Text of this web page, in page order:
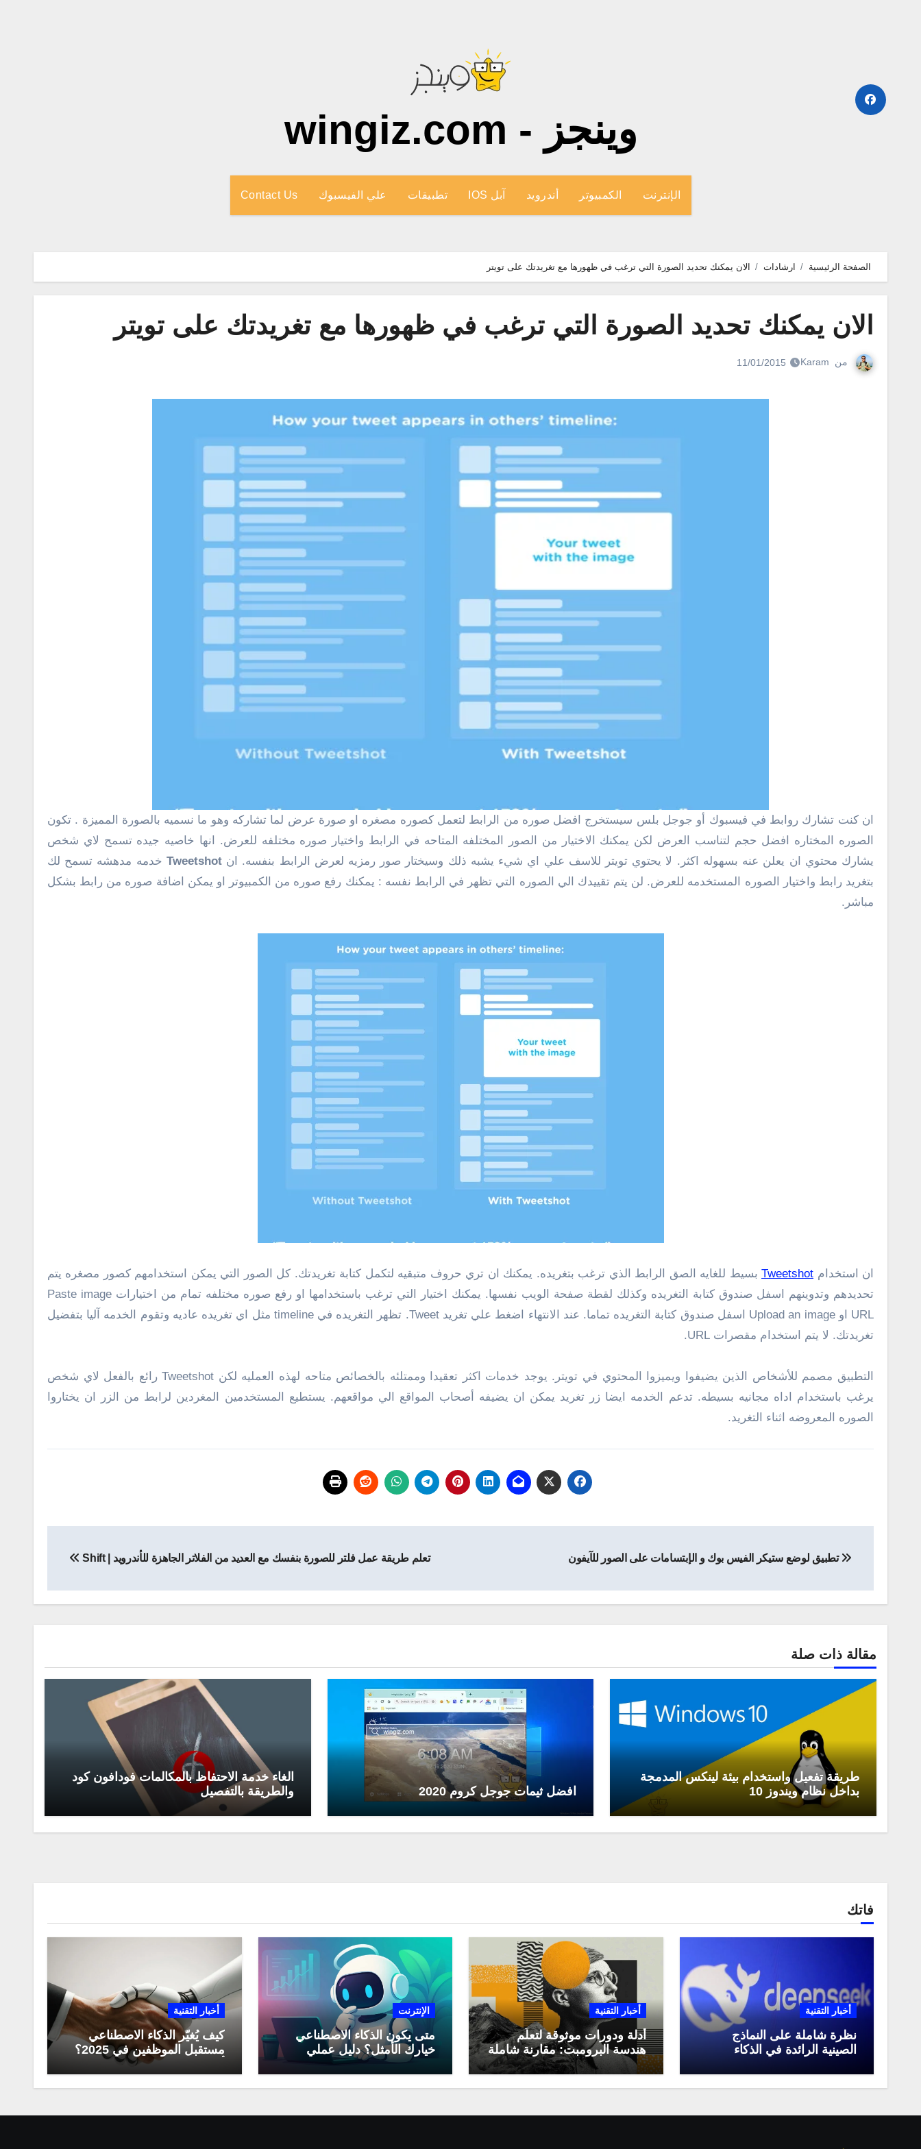
وينجز - wingiz.com
الإنترنت الكمبيوتر أندرويد آبل IOS تطبيقات علي الفيسبوك Contact Us
الصفحة الرئيسية ارشادات الان يمكنك تحديد الصورة التي ترغب في ظهورها مع تغريدتك على تويتر
الان يمكنك تحديد الصورة التي ترغب في ظهورها مع تغريدتك على تويتر
من Karam
11/01/2015
الصوره المختاره افضل حجم لتناسب العرض لكن يمكنك الاختيار من الصور المختلفه المتاحه في الرابط واختيار صوره مختلفه للعرض. انها خاصيه جيده تسمح لاي شخص
يشارك محتوي ان يعلن عنه بسهوله اكثر. لا يحتوي تويتر للاسف علي اي شيء يشبه ذلك وسيختار صور رمزيه لعرض الرابط بنفسه. انTweetshot خدمه مدهشه تسمح لك
بتغريد رابط واختيار الصوره المستخدمه للعرض. لن يتم تقييدك الي الصوره التي تظهر في الرابط نفسه : يمكنك رفع صوره من الكمبيوتر او يمكن اضافة صوره من رابط بشكل
مباشر.
ان استخدام Tweetshotبسيط للغايه الصق الرابط الذي ترغب بتغريده. يمكنك ان تري حروف متبقيه لتكمل كتابة تغريدتك. كل الصور التي يمكن استخدامهم كصور مصغره يتم
تحديدهم وتدوينهم اسفل صندوق كتابة التغريده وكذلك لقطة صفحة الويب نفسها. يمكنك اختيار التي ترغب باستخدامها او رفع صوره مختلفه تمام من اختيارات Paste image
URL او Upload an image اسفل صندوق كتابة التغريده تماما. عند الانتهاء اضغط علي تغريد Tweet. تظهر التغريده في timeline مثل اي تغريده عاديه وتقوم الخدمه آليا بتفضيل
تغريدتك. لا يتم استخدام مقصرات URL.
التطبيق مصمم للأشخاص الذين يضيفوا ويميزوا المحتوي في تويتر. يوجد خدمات اكثر تعقيدا وممتلئه بالخصائص متاحه لهذه العمليه لكن Tweetshot رائع بالفعل لاي شخص
يرغب باستخدام اداه مجانيه بسيطه. تدعم الخدمه ايضا زر تغريد يمكن ان يضيفه أصحاب المواقع الي مواقعهم. يستطيع المستخدمين المغردين لرابط من الزر ان يختاروا
الصوره المعروضه اثناء التغريد.
المقالات
تطبيق لوضع ستيكر الفيس بوك و الإبتسامات على الصور للآيفون تعلم طريقة عمل فلتر للصورة بنفسك مع العديد من الفلاتر الجاهزة للأندرويد | Shift
مقالة ذات صلة
طريقة تفعيل واستخدام بيئة لينكس المدمجة
بداخل نظام ويندوز 10
افضل ثيمات جوجل كروم 2020
الغاء خدمة الاحتفاظ بالمكالمات فودافون كود
والطريقة بالتفصيل
فاتك
أخبار التقنية
نظرة شاملة على النماذج
الصينية الرائدة في الذكاء
وكيف تستفيد منها في عام
2025
أخبار التقنية
أدلة ودورات موثوقة لتعلّم
هندسة البرومبت: مقارنة شاملة
لعام 2025
الإنترنت
متى يكون الذكاء الاصطناعي
خيارك الأمثل؟ دليل عملي
لاستخدامه في العمل اليومي
أخبار التقنية
كيف يُغيّر الذكاء الاصطناعي
مستقبل الموظفين في 2025؟
أبرز التحولات المهنية